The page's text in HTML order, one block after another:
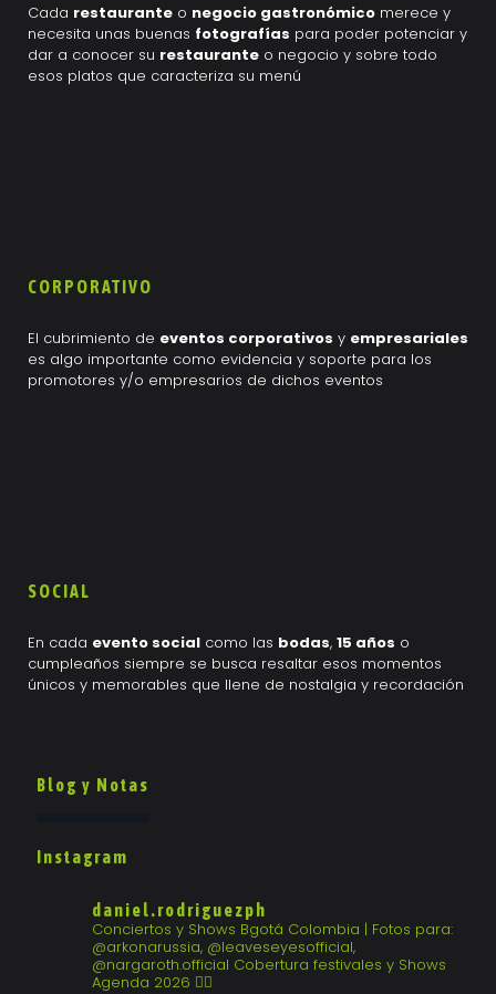
Cada restaurante o negocio gastronómico merece y
necesita unas buenas fotografías para poder potenciar y
dar a conocer su restaurante o negocio y sobre todo
esos platos que caracteriza su menú
CORPORATIVO
El cubrimiento de eventos corporativos y empresariales
es algo importante como evidencia y soporte para los
promotores y/o empresarios de dichos eventos
SOCIAL
En cada evento social como las bodas, 15 años o
cumpleaños siempre se busca resaltar esos momentos
únicos y memorables que llene de nostalgia y recordación
Blog y Notas
Cómo
conciertos
con
poca
5
Fotografía
de
Conciertos
Imágenes
Instagram
daniel.rodriguezph
Conciertos y Shows Bgotá Colombia | Fotos para:
@arkonarussia, @leaveseyesofficial,
@nargaroth.official Cobertura festivales y Shows
Agenda 2026 👇🏻